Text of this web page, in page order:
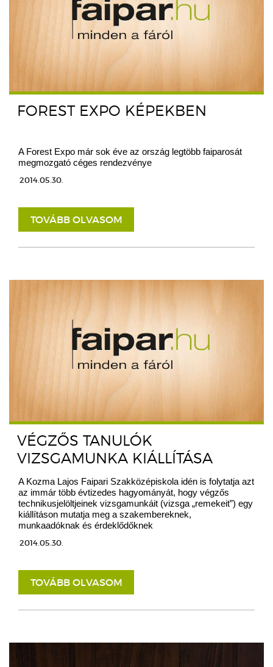
FOREST EXPO KÉPEKBEN
A Forest Expo már sok éve az ország legtöbb faiparosát
megmozgató céges rendezvénye
2014.05.30.
TOVÁBB OLVASOM
VÉGZŐS TANULÓK
VIZSGAMUNKA KIÁLLÍTÁSA
A Kozma Lajos Faipari Szakközépiskola idén is folytatja azt
az immár több évtizedes hagyományát, hogy végzős
technikusjelöltjeinek vizsgamunkáit (vizsga „remekeit”) egy
kiállításon mutatja meg a szakembereknek,
munkaadóknak és érdeklődőknek
2014.05.30.
TOVÁBB OLVASOM